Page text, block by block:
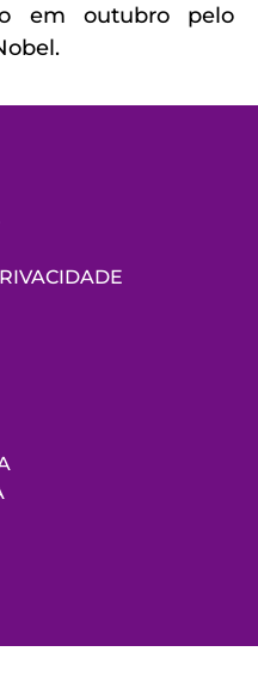
em outubro pelo